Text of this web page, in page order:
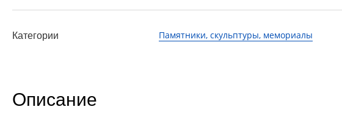
Категории Памятники, скульптуры, мемориалы
Описание